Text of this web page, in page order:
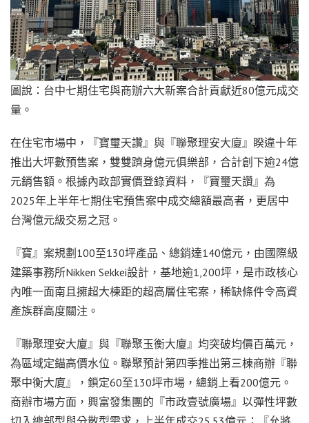
圖說：台中七期住宅與商辦六大新案合計貢獻近80億元成交
量。
在住宅市場中，『寶璽天讚』與『聯聚理安大廈』睽違十年
推出大坪數預售案，雙雙躋身億元俱樂部，合計創下逾24億
元銷售額。根據內政部實價登錄資料，『寶璽天讚』為
2025年上半年七期住宅預售案中成交總額最高者，更居中
台灣億元級交易之冠。
『寶』案規劃100至130坪產品、總銷達140億元，由國際級
建築事務所Nikken Sekkei設計，基地逾1,200坪，是市政核心
內唯一面南且擁超大棟距的超高層住宅案，稀缺條件令高資
產族群高度關注。
『聯聚理安大廈』與『聯聚玉衡大廈』均突破均價百萬元，
為區域定錨高價水位。聯聚預計第四季推出第三棟商辦『聯
聚中衡大廈』，鎖定60至130坪市場，總銷上看200億元。
商辦市場方面，興富發集團的『市政壹號廣場』以彈性坪數